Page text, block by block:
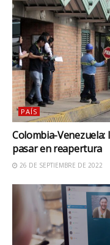
PAÍS
Colombia-
pasar en reapertura
26 DE SEPTIEMBRE DE 2022